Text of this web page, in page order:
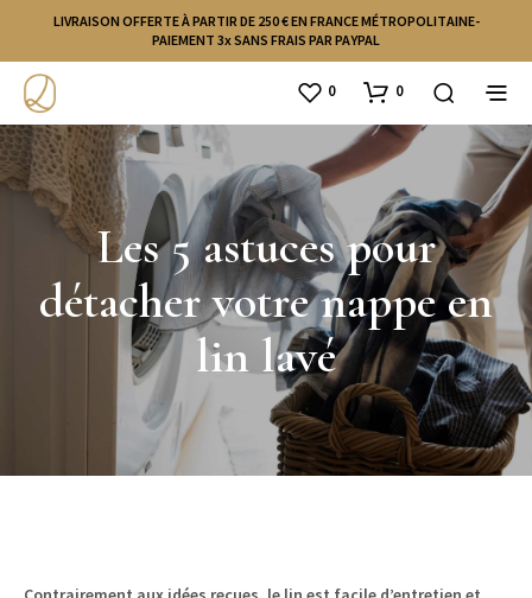
LIVRAISON OFFERTE À PARTIR DE 250 € EN FRANCE MÉTROPOLITAINE-
PAIEMENT 3x SANS FRAIS PAR PAYPAL
0 0
Les 5 astuces pour
détacher votre nappe en
lin lavé